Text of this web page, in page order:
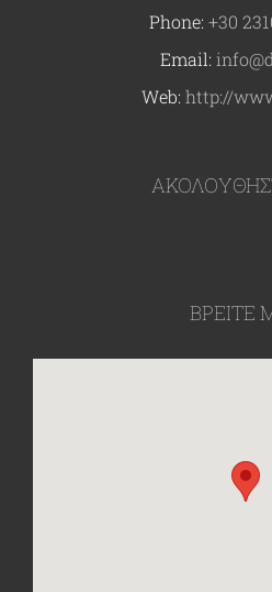
Phone: +30
Email:
Web: http://
ΒΡΕΙΤΕ